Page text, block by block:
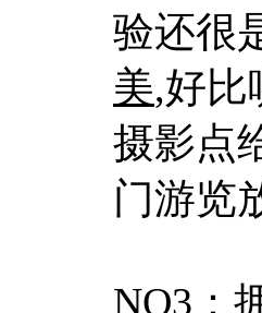
验还很
美,好比
摄影点
门游览
NO3：